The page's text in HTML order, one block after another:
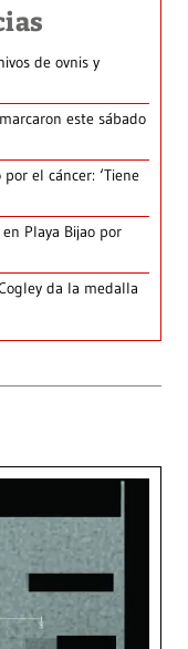
de ovnis y
este sábado
el cáncer: ‘Tiene
Playa Bijao por
da la medalla